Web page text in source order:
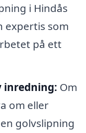
i Hindås
expertis som
på ett
inredning: Om
om eller
golvslipning